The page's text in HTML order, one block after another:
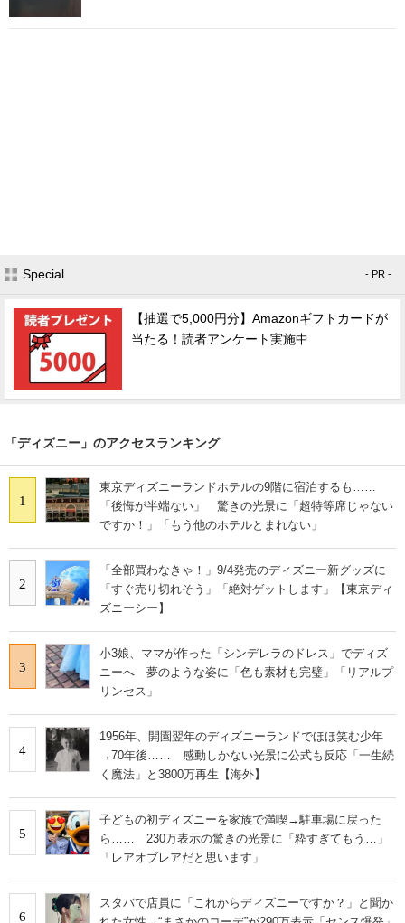
Special - PR -
【抽選で5,000円分】Amazonギフトカードが
当たる！読者アンケート実施中
「ディズニー」のアクセスランキング
1
東京ディズニーランドホテルの9階に宿泊するも……
「後悔が半端ない」 驚きの光景に「超特等席じゃない
ですか！」「もう他のホテルとまれない」
2
「全部買わなきゃ！」9/4発売のディズニー新グッズに
「すぐ売り切れそう」「絶対ゲットします」【東京ディ
ズニーシー】
3
小3娘、ママが作った「シンデレラのドレス」でディズ
ニーへ 夢のような姿に「色も素材も完璧」「リアルプ
リンセス」
4
1956年、開園翌年のディズニーランドでほほ笑む少年
→70年後…… 感動しかない光景に公式も反応「一生続
く魔法」と3800万再生【海外】
5
子どもの初ディズニーを家族で満喫→駐車場に戻った
ら…… 230万表示の驚きの光景に「粋すぎてもう…」
「レアオブレアだと思います」
6
スタバで店員に「これからディズニーですか？」と聞か